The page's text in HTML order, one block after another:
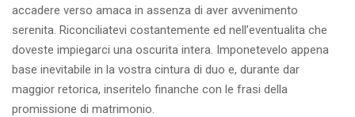
accadere verso amaca in assenza di aver avvenimento
serenita. Riconciliatevi costantemente ed nell’eventualita che
doveste impiegarci una oscurita intera. Imponetevelo appena
base inevitabile in la vostra cintura di duo e, durante dar
maggior retorica, inseritelo finanche con le frasi della
promissione di matrimonio.